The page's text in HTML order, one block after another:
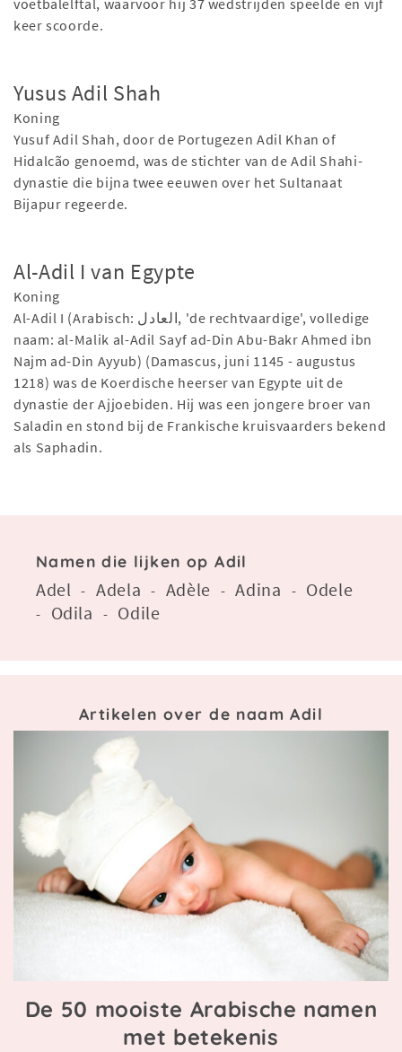
voetbalelftal, waarvoor hij 37 wedstrijden speelde en vijf
keer scoorde.
Yusus Adil Shah
Koning
Yusuf Adil Shah, door de Portugezen Adil Khan of
Hidalcão genoemd, was de stichter van de Adil Shahi-
dynastie die bijna twee eeuwen over het Sultanaat
Bijapur regeerde.
Al-Adil I van Egypte
Koning
Al-Adil I (Arabisch: العادل, 'de rechtvaardige', volledige
naam: al-Malik al-Adil Sayf ad-Din Abu-Bakr Ahmed ibn
Najm ad-Din Ayyub) (Damascus, juni 1145 - augustus
1218) was de Koerdische heerser van Egypte uit de
dynastie der Ajjoebiden. Hij was een jongere broer van
Saladin en stond bij de Frankische kruisvaarders bekend
als Saphadin.
Namen die lijken op Adil
Adel -Adela - Adèle -Adina - Odele
- Odila - Odile
Artikelen over de naam Adil
De 50 mooiste Arabische namen
met betekenis